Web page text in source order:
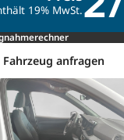
19% MwSt.
Fahrzeug anfragen